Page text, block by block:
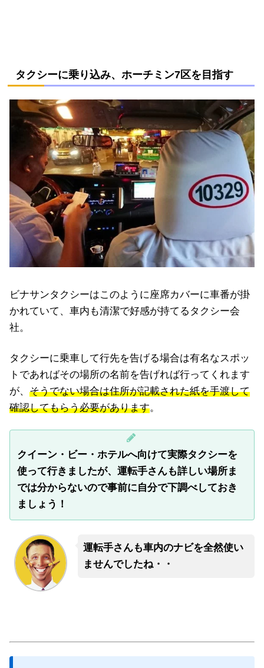
タクシーに乗り込み、ホーチミン7区を目指す
ビナサンタクシーはこのように座席カバーに車番が掛
かれていて、車内も清潔で好感が持てるタクシー会
社。
タクシーに乗車して行先を告げる場合は有名なスポッ
トであればその場所の名前を告げれば行ってくれます
が、 そうでない場合は住所が記載された紙を手渡して
確認してもらう必要があります。
クイーン・ビー・ホテルへ向けて実際タクシーを
使って行きましたが、運転手さんも詳しい場所ま
では分からないので事前に自分で下調べしておき
ましょう！
運転手さんも車内のナビを全然使い
ませんでしたね・・